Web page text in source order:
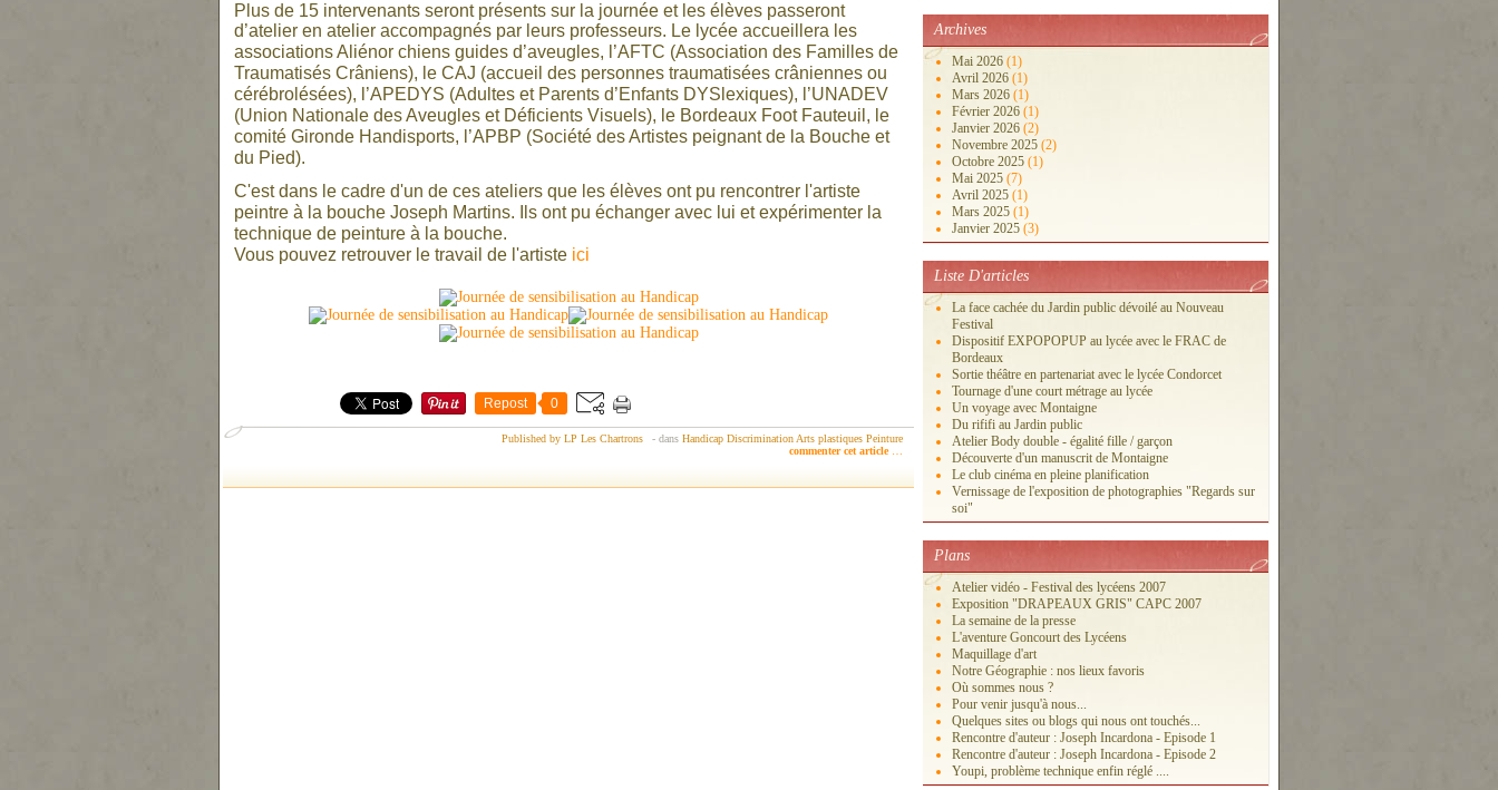
Plus de 15 intervenants seront présents sur la journée et les élèves passeront
d’atelier en atelier accompagnés par leurs professeurs. Le lycée accueillera les
associations Aliénor chiens guides d’aveugles, l’AFTC (Association des Familles de
Traumatisés Crâniens), le CAJ (accueil des personnes traumatisées crâniennes ou
cérébrolésées), l’APEDYS (Adultes et Parents d’Enfants DYSlexiques), l’UNADEV
(Union Nationale des Aveugles et Déficients Visuels), le Bordeaux Foot Fauteuil, le
comité Gironde Handisports, l’APBP (Société des Artistes peignant de la Bouche et
du Pied).
C'est dans le cadre d'un de ces ateliers que les élèves ont pu rencontrer l'artiste
peintre à la bouche Joseph Martins. Ils ont pu échanger avec lui et expérimenter la
technique de peinture à la bouche.
Vous pouvez retrouver le travail de l'artiste ici
Repost 0
Published by LP Les Chartrons - dans Handicap Discrimination Arts plastiques Peinture
commenter cet article
Archives
Mai 2026 (1)
Avril 2026 (1)
Mars 2026 (1)
Février 2026 (1)
Janvier 2026 (2)
Novembre 2025 (2)
Octobre 2025 (1)
Mai 2025 (7)
Avril 2025 (1)
Mars 2025 (1)
Janvier 2025 (3)
Liste D'articles
La face cachée du Jardin public dévoilé au Nouveau
Festival
Dispositif EXPOPOPUP au lycée avec le FRAC de
Bordeaux
Sortie théâtre en partenariat avec le lycée Condorcet
Tournage d'une court métrage au lycée
Un voyage avec Montaigne
Du rififi au Jardin public
Atelier Body double - égalité fille / garçon
Découverte d'un manuscrit de Montaigne
Le club cinéma en pleine planification
Vernissage de l'exposition de photographies "Regards sur
soi"
Plans
Atelier vidéo - Festival des lycéens 2007
Exposition "DRAPEAUX GRIS" CAPC 2007
La semaine de la presse
L'aventure Goncourt des Lycéens
Maquillage d'art
Notre Géographie : nos lieux favoris
Où sommes nous ?
Pour venir jusqu'à nous...
Quelques sites ou blogs qui nous ont touchés...
Rencontre d'auteur : Joseph Incardona - Episode 1
Rencontre d'auteur : Joseph Incardona - Episode 2
Youpi, problème technique enfin réglé ....